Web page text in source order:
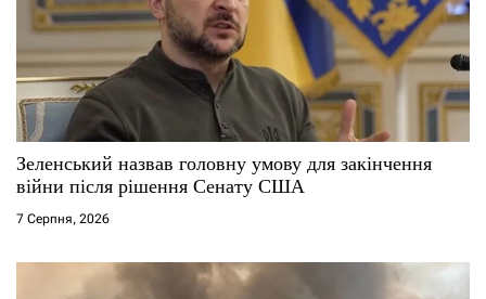
Зеленський назвав головну умову для закінчення
війни після рішення Сенату США
7 Серпня, 2026